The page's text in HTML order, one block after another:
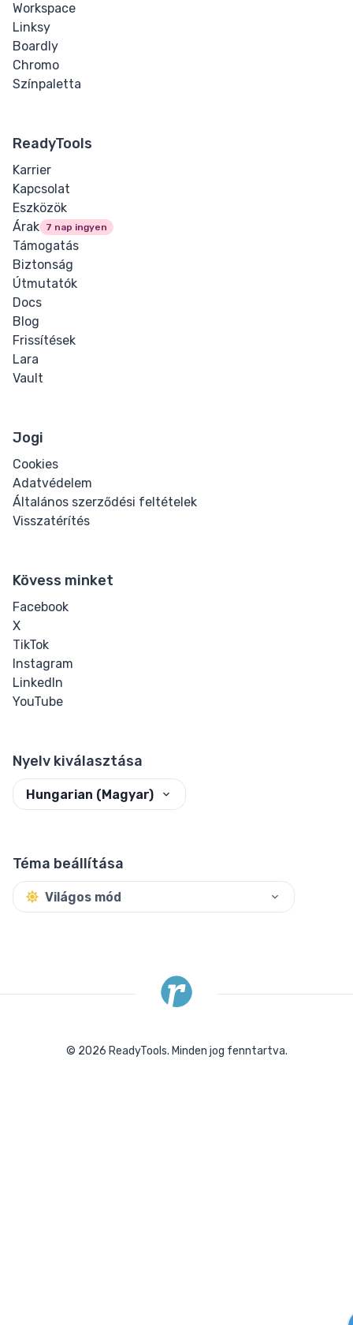
Workspace
Linksy
Boardly
Chromo
Színpaletta
ReadyTools
Karrier
Kapcsolat
Eszközök
Árak
7 nap ingyen
Támogatás
Biztonság
Útmutatók
Docs
Blog
Frissítések
Lara
Vault
Jogi
Cookies
Adatvédelem
Általános szerződési feltételek
Visszatérítés
Kövess minket
Facebook
X
TikTok
Instagram
LinkedIn
YouTube
Nyelv kiválasztása
Hungarian (Magyar)
Téma beállítása
Világos mód
© 2026 ReadyTools. Minden jog fenntartva.